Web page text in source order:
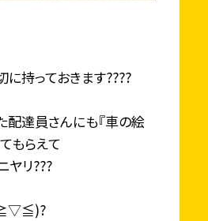
に持っておきます????
配達員さんにも『車の絵
もらえて
ヤリ???
(≧▽≦)?